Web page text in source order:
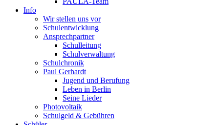
Info
Wir stellen uns vor
Schulentwicklung
Ansprechpartner
Schulleitung
Schulverwaltung
Schulchronik
Paul Gerhardt
Jugend und Berufung
Leben in Berlin
Seine Lieder
Photovoltaik
Schulgeld & Gebühren